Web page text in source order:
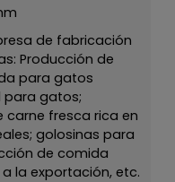
de fabricación
Producción de
para gatos
gatos;
fresca rica en
golosinas para
de comida
la exportación, etc.